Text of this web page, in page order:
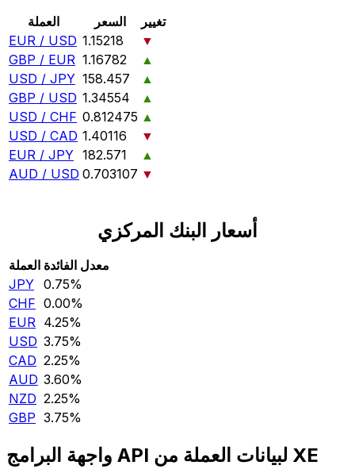
العملة السعر
تغيير
EUR / USD 1.15218
▼
GBP / EUR 1.16782
▲
USD / JPY 158.457
▲
GBP / USD 1.34554
▲
USD / CHF 0.812475 ▲
USD / CAD 1.40116
▼
EUR / JPY 182.571
▲
AUD / USD 0.703107 ▼
أسعار البنك المركزي
العملة معدل الفائدة
JPY 0.75‎%‎
CHF 0.00‎%‎
EUR 4.25‎%‎
USD 3.75‎%‎
CAD 2.25‎%‎
AUD 3.60‎%‎
NZD 2.25‎%‎
GBP 3.75‎%‎
واجهة البرامج API لبيانات العملة من XE